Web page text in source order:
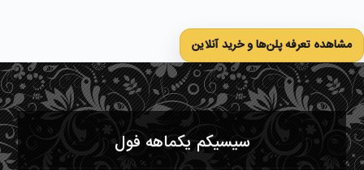
مشاهده تعرفه پلن‌ها و خرید آنلاین
سیسیکم یکماهه فول